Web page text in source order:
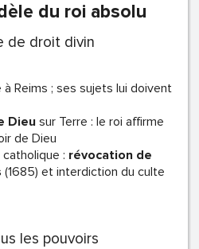
du roi absolu
de droit divin
Reims ; ses sujets lui doivent
Dieu sur Terre : le roi affirme
de Dieu
: révocation de
(1685) et interdiction du culte
les pouvoirs